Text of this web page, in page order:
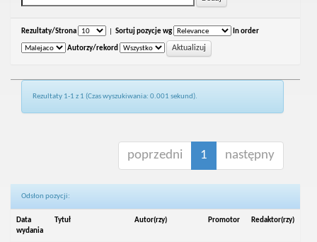
Rezultaty/Strona Sortuj pozycje wg In order
Autorzy/rekord
Rezultaty 1-1 z 1 (Czas wyszukiwania: 0.001 sekund).
poprzedni 1 następny
Odsłon pozycji:
Data
wydania
Tytuł Autor(rzy) Promotor Redaktor(rzy)